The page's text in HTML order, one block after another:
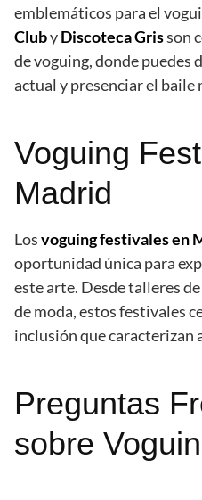
emblemáticos para el
ClubyDiscoteca Grisson
de voguing, donde puedes
actual y presenciar el baile
Voguing
Madrid
Losvoguing festivales en
oportunidad única para
este arte. Desde talleres
de moda, estos festivales
inclusión que caracterizan
Preguntas
sobre